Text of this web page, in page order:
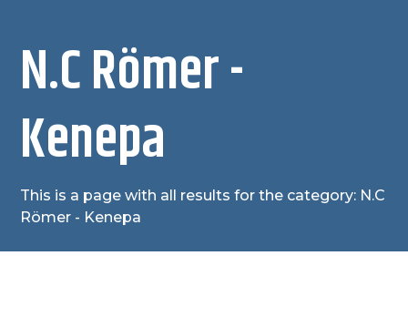
N.C Römer -
Kenepa
This is a page with all results for the category: N.C
Römer - Kenepa